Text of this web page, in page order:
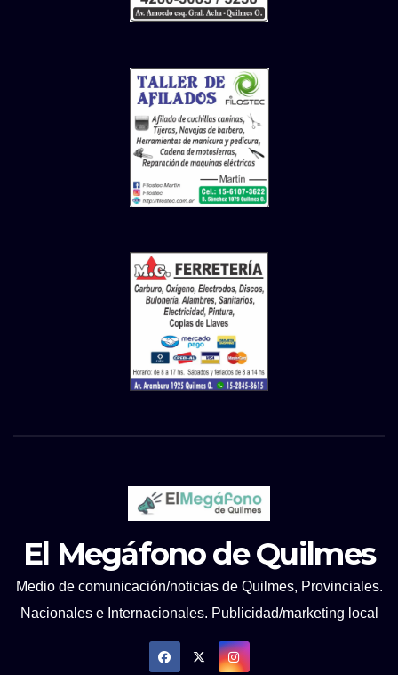
El Megáfono de Quilmes
Medio de comunicación/noticias de Quilmes, Provinciales.
Nacionales e Internacionales. Publicidad/marketing local